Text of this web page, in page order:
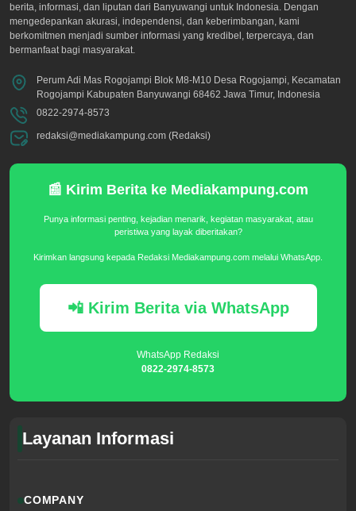
berita, informasi, dan liputan dari Banyuwangi untuk Indonesia. Dengan
mengedepankan akurasi, independensi, dan keberimbangan, kami
berkomitmen menjadi sumber informasi yang kredibel, terpercaya, dan
bermanfaat bagi masyarakat.
Perum Adi Mas Rogojampi Blok M8-M10 Desa Rogojampi, Kecamatan
Rogojampi Kabupaten Banyuwangi 68462 Jawa Timur, Indonesia
0822-2974-8573
redaksi@mediakampung.com (Redaksi)
📰 Kirim Berita ke Mediakampung.com
Punya informasi penting, kejadian menarik, kegiatan masyarakat, atau
peristiwa yang layak diberitakan?
Kirimkan langsung kepada Redaksi Mediakampung.com melalui WhatsApp.
📲 Kirim Berita via WhatsApp
WhatsApp Redaksi
0822-2974-8573
Layanan Informasi
COMPANY